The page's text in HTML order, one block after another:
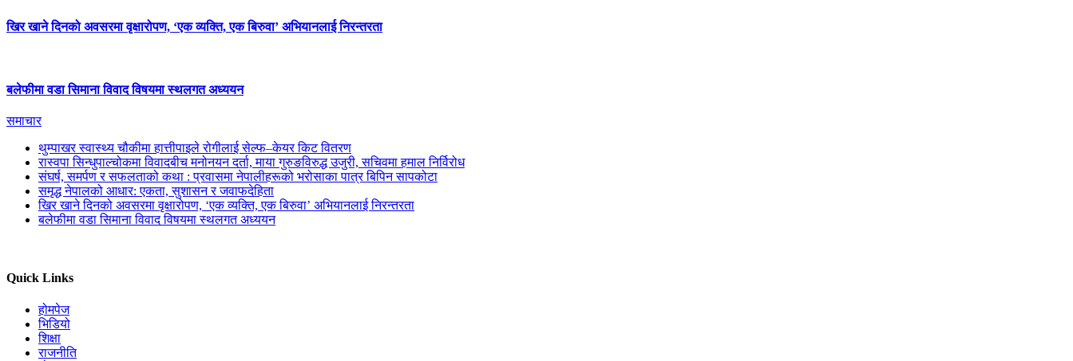
खिर खाने दिनको अवसरमा वृक्षारोपण, ‘एक व्यक्ति, एक बिरुवा’ अभियानलाई निरन्तरता
बलेफीमा वडा सिमाना विवाद विषयमा स्थलगत अध्ययन
समाचार
थुम्पाखर स्वास्थ्य चौकीमा हात्तीपाइले रोगीलाई सेल्फ–केयर किट वितरण
रास्वपा सिन्धुपाल्चोकमा विवादबीच मनोनयन दर्ता, माया गुरुङविरुद्ध उजुरी, सचिवमा हमाल निर्विरोध
संघर्ष, समर्पण र सफलताको कथा : प्रवासमा नेपालीहरूको भरोसाका पात्र बिपिन सापकोटा
समृद्ध नेपालको आधार: एकता, सुशासन र जवाफदेहिता
खिर खाने दिनको अवसरमा वृक्षारोपण, ‘एक व्यक्ति, एक बिरुवा’ अभियानलाई निरन्तरता
बलेफीमा वडा सिमाना विवाद विषयमा स्थलगत अध्ययन
Quick Links
होमपेज
भिडियो
शिक्षा
राजनीति